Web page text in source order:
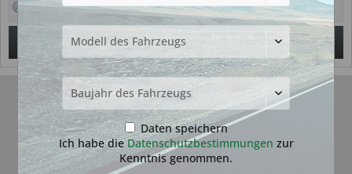
Suchen
Daten speichern
Ich habe dieDatenschutzbestimmungen zur
Kenntnis genommen.